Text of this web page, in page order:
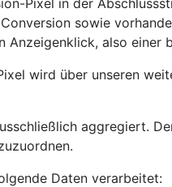
Pixel in der
sowie
also
wird über unseren
aggregiert.
Daten verarbeitet: